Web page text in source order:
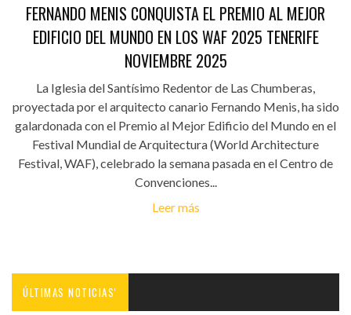
FERNANDO MENIS CONQUISTA EL PREMIO AL MEJOR
EDIFICIO DEL MUNDO EN LOS WAF 2025 TENERIFE
NOVIEMBRE 2025
La Iglesia del Santísimo Redentor de Las Chumberas,
proyectada por el arquitecto canario Fernando Menis, ha sido
galardonada con el Premio al Mejor Edificio del Mundo en el
Festival Mundial de Arquitectura (World Architecture
Festival, WAF), celebrado la semana pasada en el Centro de
Convenciones...
Leer más
ÚLTIMAS NOTICIAS'